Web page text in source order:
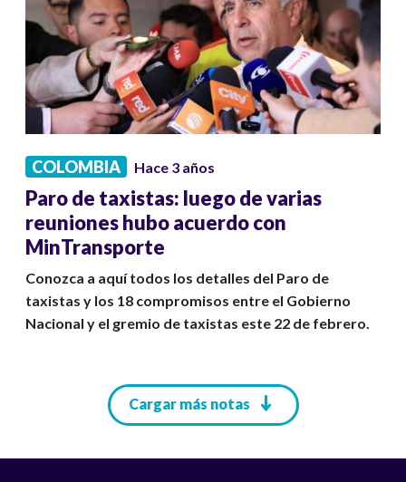
COLOMBIA Hace 3 años
Paro de taxistas: luego de varias
reuniones hubo acuerdo con
MinTransporte
Conozca a aquí todos los detalles del Paro de
taxistas y los 18 compromisos entre el Gobierno
Nacional y el gremio de taxistas este 22 de febrero.
Cargar más notas